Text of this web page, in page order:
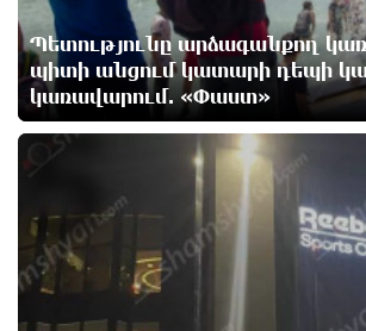
Երևանում անցկացվել է
ունեցող անձանց միջազգային
փառատոն
Դմիտրի Մեդվեդև. Արևմուտքի
քաղաքականությունը
կրկնում է վրացական սցենարը
Պետությունը արձագանքող
պիտի անցում կատարի դեպի
կառավարում. «Փաստ»
5